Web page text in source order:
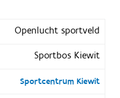
Openlucht sportveld
Sportbos Kiewit
Sportcentrum Kiewit